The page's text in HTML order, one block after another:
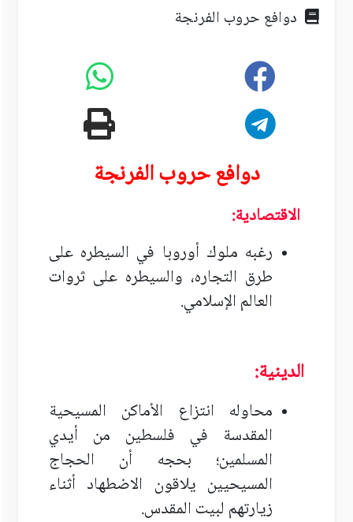
دوافع حروب الفرنجة
دوافع حروب الفرنجة
الاقتصادية:
رغبه ملوك أوروبا في السيطره على
طرق التجاره، والسيطره على ثروات
العالم الإسلامي.
الدينية:
محاوله انتزاع الأماكن المسيحية
المقدسة في فلسطين من أيدي
المسلمين؛ بحجه أن الحجاج
المسيحيين يلاقون الاضطهاد أثناء
زيارتهم لبيت المقدس.